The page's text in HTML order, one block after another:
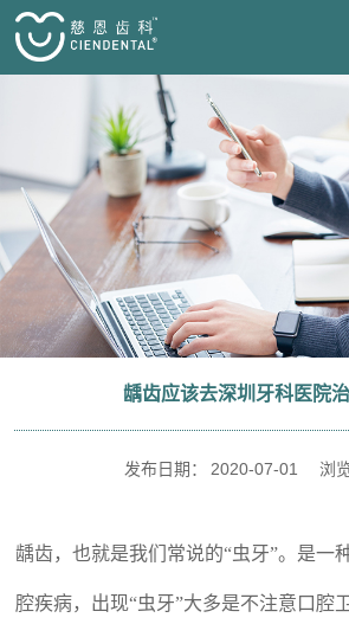
龋齿应该去深圳牙科医院治
发布日期： 2020-07-01 浏
龋齿，也就是我们常说的“虫牙”。是一
腔疾病，出现“虫牙”大多是不注意口腔